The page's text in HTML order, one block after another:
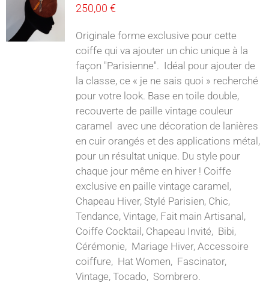
250,00 €
Originale forme exclusive pour cette
coiffe qui va ajouter un chic unique à la
façon "Parisienne". Idéal pour ajouter de
la classe, ce « je ne sais quoi » recherché
pour votre look. Base en toile double,
recouverte de paille vintage couleur
caramel avec une décoration de lanières
en cuir orangés et des applications métal,
pour un résultat unique. Du style pour
chaque jour même en hiver ! Coiffe
exclusive en paille vintage caramel,
Chapeau Hiver, Stylé Parisien, Chic,
Tendance, Vintage, Fait main Artisanal,
Coiffe Cocktail, Chapeau Invité, Bibi,
Cérémonie, Mariage Hiver, Accessoire
coiffure, Hat Women, Fascinator,
Vintage, Tocado, Sombrero.